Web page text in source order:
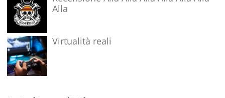
Alla
Virtualità reali